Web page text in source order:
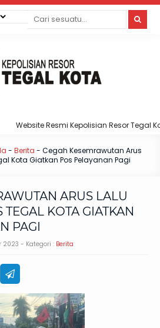
Website Resmi Kepolisian Resor Tegal Kota
- Berita - Cegah Kesemrawutan Arus
Kota Giatkan Pos Pelayanan Pagi
ARUS LALU
TEGAL KOTA GIATKAN
PAGI
2023 - Kategori : Berita